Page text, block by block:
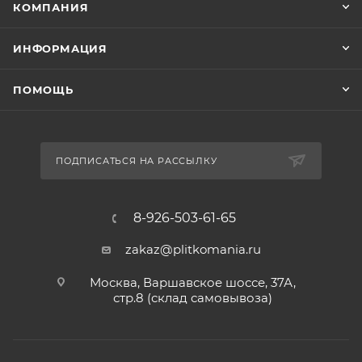
КОМПАНИЯ
ИНФОРМАЦИЯ
ПОМОЩЬ
ПОДПИСАТЬСЯ НА РАССЫЛКУ
8-926-503-61-65
zakaz@plitkomania.ru
Москва, Варшавское шоссе, 37А,
стр.8 (склад самовывоза)